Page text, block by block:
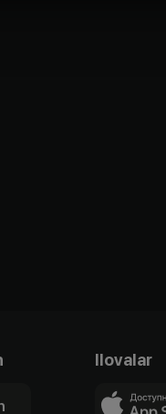
Ilovalar